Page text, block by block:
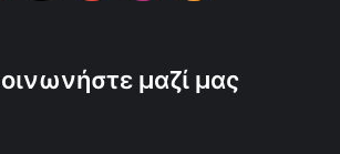
μαζί μας